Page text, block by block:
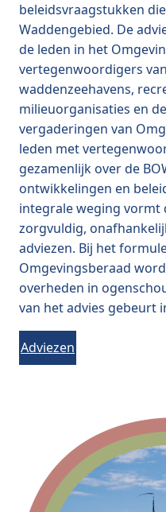
beleidsvraagstukken
Waddengebied. De
de leden in het
vertegenwoordigers
waddenzeehavens,
milieuorganisaties en
vergaderingen van
leden met
gezamenlijk over de
ontwikkelingen en
integrale weging vormt
zorgvuldig,
adviezen. Bij het
Omgevingsberaad
overheden in
van het advies gebeurt
Adviezen